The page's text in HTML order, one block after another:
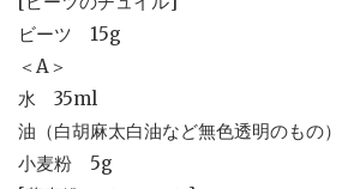
ビーツ 15g
＜A＞
水 35ml
油（白胡麻太白油など無色透明のもの
小麦粉 5g